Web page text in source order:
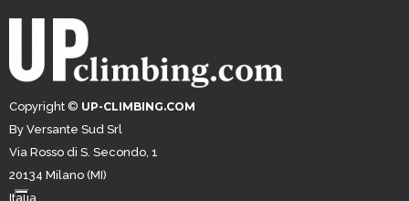
Copyright © UP-CLIMBING.COM
By Versante Sud Srl
Via Rosso di S. Secondo, 1
20134 Milano (MI)
Italia